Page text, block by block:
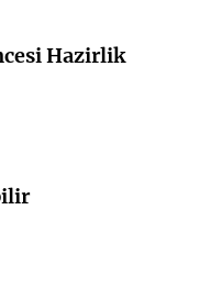
Hazirlik